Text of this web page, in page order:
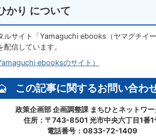
かり について
ルサイト「Yamaguchi ebooks（ヤマグチイ
信しています。
ebooksのサイト）
この記事に関するお問い合わ
政策企画部 企画調整課 まちひとネットワ
住所：〒743-8501 光市中央六丁目1番1
電話番号：0833-72-1409